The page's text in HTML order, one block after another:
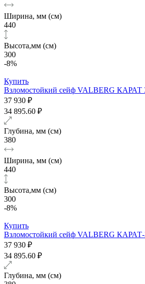
Ширина, мм (см)
440
Высота,мм (см)
300
-8%
Купить
Взломостойкий сейф VALBERG КАРАТ
37 930 ₽
34 895.60 ₽
Глубина, мм (см)
380
Ширина, мм (см)
440
Высота,мм (см)
300
-8%
Купить
Взломостойкий сейф VALBERG
37 930 ₽
34 895.60 ₽
Глубина, мм (см)